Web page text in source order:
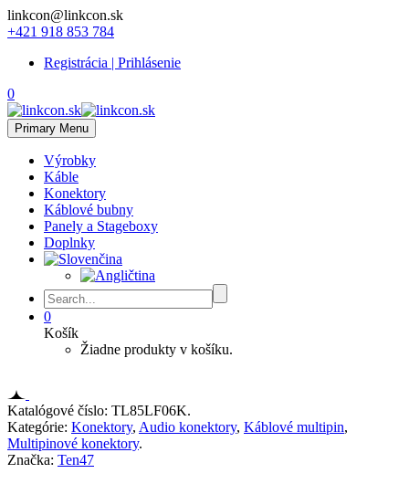
linkcon@linkcon.sk
+421 918 853 784
Registrácia | Prihlásenie
0
Primary Menu
Výrobky
Káble
Konektory
Káblové bubny
Panely a Stageboxy
Doplnky
0
Košík
Žiadne produkty v košíku.
Katalógové číslo: TL85LF06K.
Kategórie: Konektory, Audio konektory, Káblové multipin,
Multipinové konektory.
Značka: Ten47